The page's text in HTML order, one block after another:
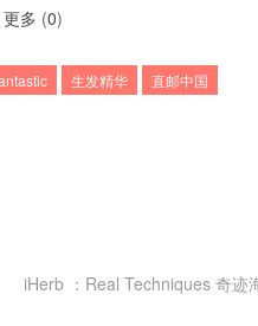
更多 (0)
生发精华 直邮中国
iHerb ：Real Techniques 奇迹